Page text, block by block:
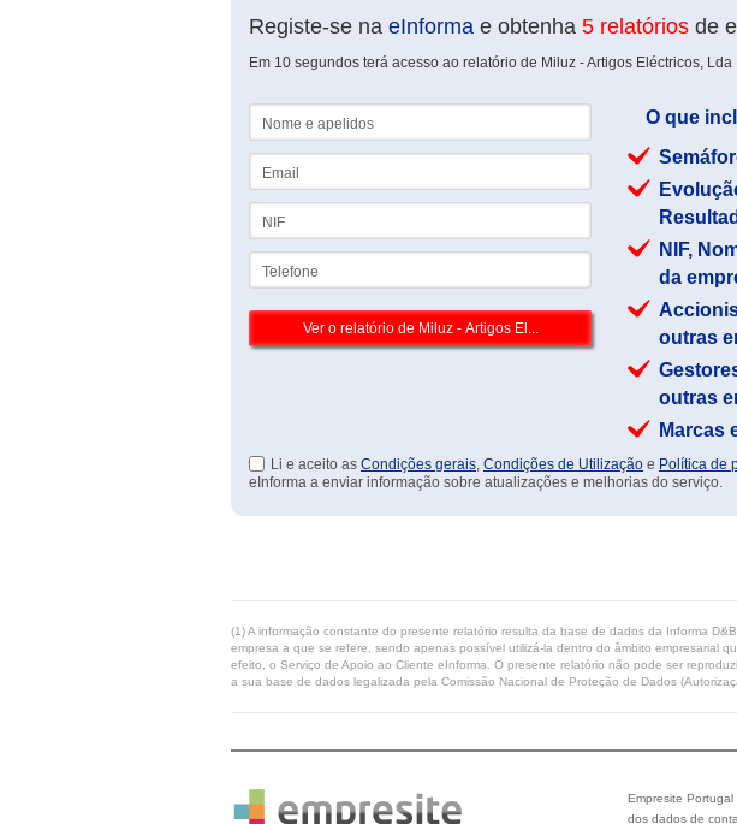
Registe-se na eInforma e obtenha 5 relatórios de
Em 10 segundos terá acesso ao relatório de Miluz - Artigos Eléctricos, Lda
O que
NIF,
da
outras
outras
Marcas
Li e aceito as Condições gerais, Condições de Utilização e Política de
eInforma a enviar informação sobre atualizações e melhorias do serviço.
(1) A informação constante do presente relatório resulta da base de dados da Informa
empresa a que se refere, sendo apenas possível utilizá-la dentro do âmbito empresarial
efeito, o Serviço de Apoio ao Cliente eInforma. O presente relatório não pode ser
a sua base de dados legalizada pela Comissão Nacional de Proteção de Dados
Empresite
dos dados de